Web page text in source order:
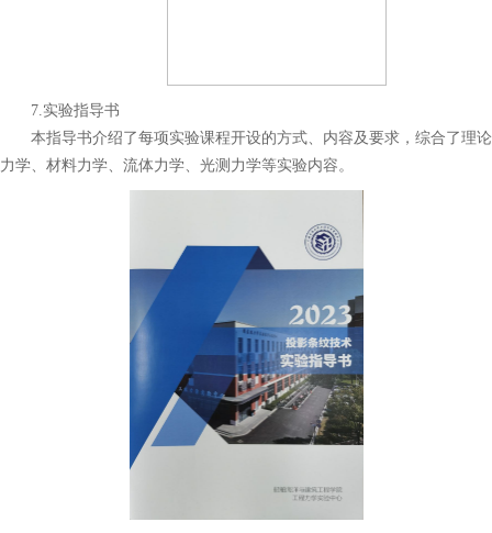
7.实验指导书
本指导书介绍了每项实验课程开设的方式、内容及要求，综合了理论
力学、材料力学、流体力学、光测力学等实验内容。